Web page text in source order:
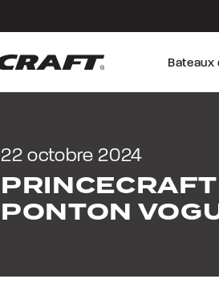
Bateaux
22 octobre 2024
PONTON